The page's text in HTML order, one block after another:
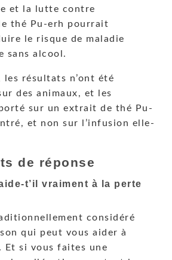
et la lutte contre
thé Pu-erh pourrait
le risque de maladie
sans alcool.
les résultats n’ont été
des animaux, et les
sur un extrait de thé Pu-
et non sur l’infusion elle-
de réponse
t’il vraiment à la perte
considéré
qui peut vous aider à
Et si vous faites une